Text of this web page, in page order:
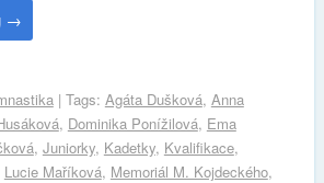
→
| Tags: Agáta Dušková, Anna
, Dominika Ponížilová, Ema
, Juniorky, Kadetky, Kvalifikace,
Lucie Maříková, Memoriál M. Kojdeckého,